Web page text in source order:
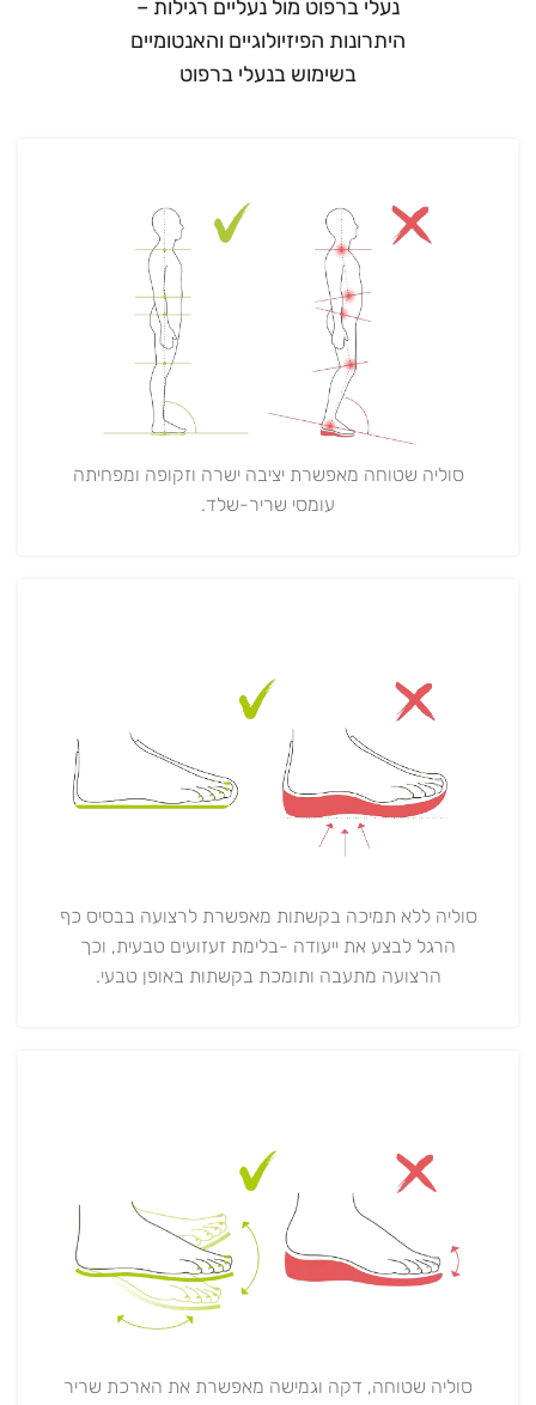
נעלי ברפוט מול נעליים רגילות –
היתרונות הפיזיולוגיים והאנטומיים
בשימוש בנעלי ברפוט
סוליה שטוחה מאפשרת יציבה ישרה וזקופה ומפחיתה
עומסי שריר-שלד.
סוליה ללא תמיכה בקשתות מאפשרת לרצועה בבסיס כף
הרגל לבצע את ייעודה -בלימת זעזועים טבעית, וכך
הרצועה מתעבה ותומכת בקשתות באופן טבעי.
סוליה שטוחה, דקה וגמישה מאפשרת את הארכת שריר